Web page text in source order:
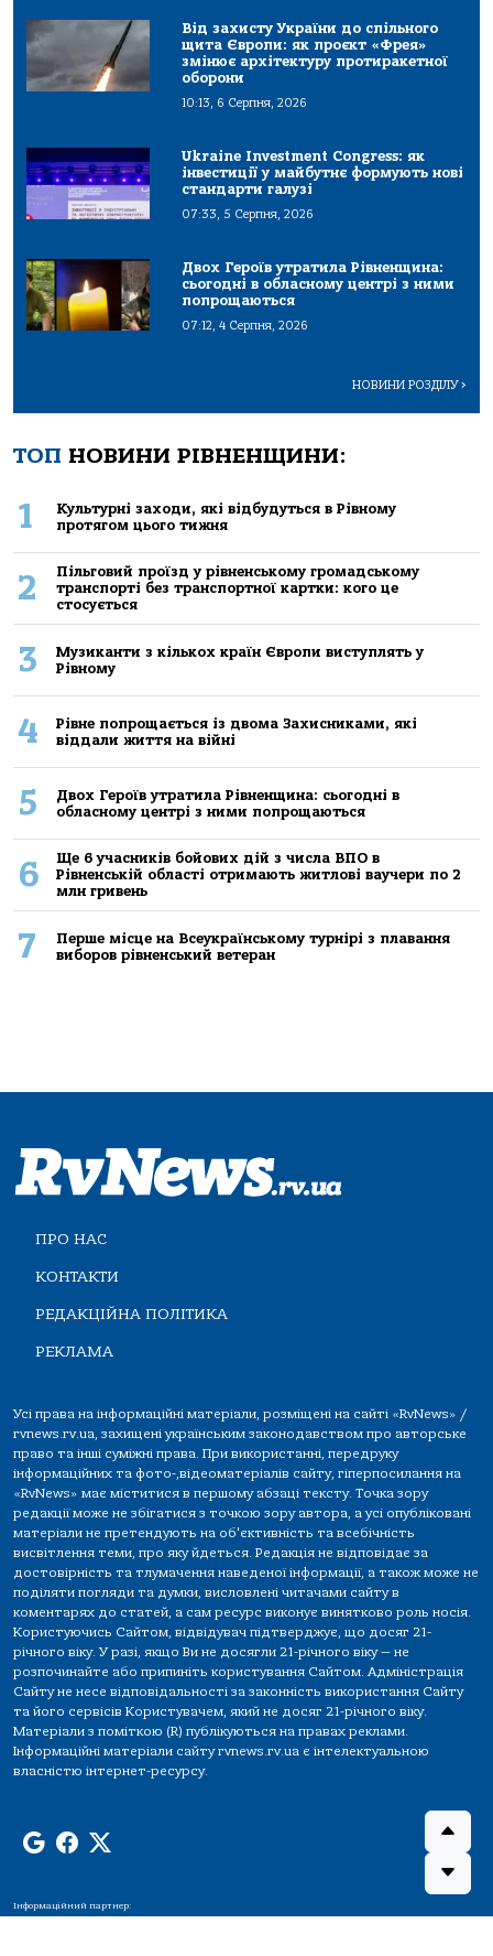
Від захисту України до спільного
щита Європи: як проєкт «Фрея»
змінює архітектуру протиракетної
оборони
10:13, 6 Серпня, 2026
Ukraine Investment Congress: як
інвестиції у майбутнє формують нові
стандарти галузі
07:33, 5 Серпня, 2026
Двох Героїв утратила Рівненщина:
сьогодні в обласному центрі з ними
попрощаються
07:12, 4 Серпня, 2026
НОВИНИ РОЗДІЛУ>
ТОП НОВИНИ РІВНЕНЩИНИ:
1
Культурні заходи, які відбудуться в Рівному
протягом цього тижня
2
Пільговий проїзд у рівненському громадському
транспорті без транспортної картки: кого це
стосується
3
Музиканти з кількох країн Європи виступлять у
Рівному
4
Рівне попрощається із двома Захисниками, які
віддали життя на війні
5
Двох Героїв утратила Рівненщина: сьогодні в
обласному центрі з ними попрощаються
6
Ще 6 учасників бойових дій з числа ВПО в
Рівненській області отримають житлові ваучери по 2
млн гривень
7
Перше місце на Всеукраїнському турнірі з плавання
виборов рівненський ветеран
ПРО НАС
КОНТАКТИ
РЕДАКЦІЙНА ПОЛІТИКА
РЕКЛАМА
Усі права на інформаційні матеріали, розміщені на сайті «RvNews» /
rvnews.rv.ua, захищені українським законодавством про авторське
право та інші суміжні права. При використанні, передруку
інформаційних та фото-,відеоматеріалів сайту, гіперпосилання на
«RvNews» має міститися в першому абзаці тексту. Точка зору
редакції може не збігатися з точкою зору автора, а усі опубліковані
матеріали не претендують на об'єктивність та всебічність
висвітлення теми, про яку йдеться. Редакція не відповідає за
достовірність та тлумачення наведеної інформації, а також може не
поділяти погляди та думки, висловлені читачами сайту в
коментарях до статей, а сам ресурс виконує винятково роль носія.
Користуючись Сайтом, відвідувач підтверджує, що досяг 21-
річного віку. У разі, якщо Ви не досягли 21-річного віку — не
розпочинайте або припиніть користування Сайтом. Адміністрація
Сайту не несе відповідальності за законність використання Сайту
та його сервісів Користувачем, який не досяг 21-річного віку.
Матеріали з поміткою (R) публікуються на правах реклами.
Інформаційні матеріали сайту rvnews.rv.ua є інтелектуальною
власністю інтернет-ресурсу.
Інформаційний партнер: